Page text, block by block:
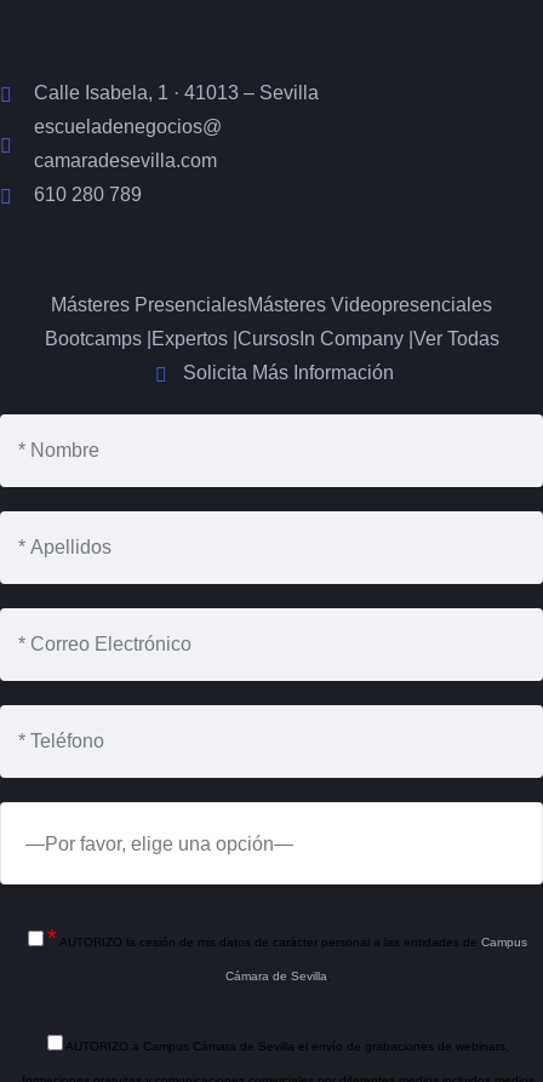
Calle Isabela, 1 · 41013 – Sevilla
escueladenegocios@
camaradesevilla.com
610 280 789
Másteres PresencialesMásteres Videopresenciales
Bootcamps | Expertos | CursosIn Company | Ver Todas
Solicita Más Información
* AUTORIZO la cesión de mis datos de carácter personal a las entidades de Campus
Cámara de Sevilla
AUTORIZO a Campus Cámara de Sevilla el envío de grabaciones de webinars,